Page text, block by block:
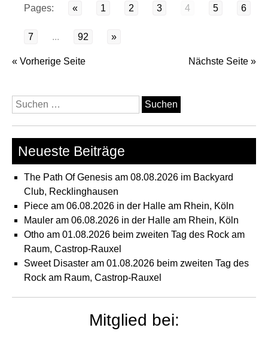
Pages: « 1 2 3 4 5 6
7 ... 92 »
Nächste Seite »
« Vorherige Seite
Suchen
nach:
Neueste Beiträge
The Path Of Genesis am 08.08.2026 im Backyard
Club, Recklinghausen
Piece am 06.08.2026 in der Halle am Rhein, Köln
Mauler am 06.08.2026 in der Halle am Rhein, Köln
Otho am 01.08.2026 beim zweiten Tag des Rock am
Raum, Castrop-Rauxel
Sweet Disaster am 01.08.2026 beim zweiten Tag des
Rock am Raum, Castrop-Rauxel
Mitglied bei: